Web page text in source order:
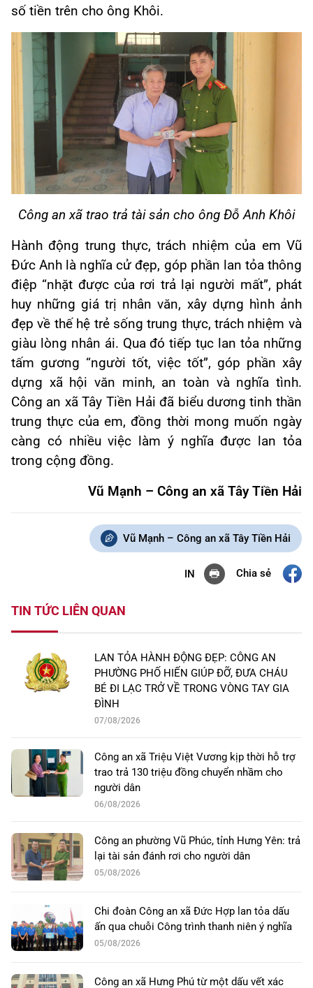
số tiền trên cho ông Khôi.
Công an xã trao trả tài sản cho ông Đỗ Anh Khôi
Hành động trung thực, trách nhiệm của em Vũ
Đức Anh là nghĩa cử đẹp, góp phần lan tỏa thông
điệp “nhặt được của rơi trả lại người mất”, phát
huy những giá trị nhân văn, xây dựng hình ảnh
đẹp về thế hệ trẻ sống trung thực, trách nhiệm và
giàu lòng nhân ái. Qua đó tiếp tục lan tỏa những
tấm gương “người tốt, việc tốt”, góp phần xây
dựng xã hội văn minh, an toàn và nghĩa tình.
Công an xã Tây Tiền Hải đã biểu dương tinh thần
trung thực của em, đồng thời mong muốn ngày
càng có nhiều việc làm ý nghĩa được lan tỏa
trong cộng đồng.
Vũ Mạnh – Công an xã Tây Tiền Hải
Vũ Mạnh – Công an xã Tây Tiền Hải
IN Chia sẻ
TIN TỨC LIÊN QUAN
LAN TỎA HÀNH ĐỘNG ĐẸP: CÔNG AN
PHƯỜNG PHỐ HIẾN GIÚP ĐỠ, ĐƯA CHÁU
BÉ ĐI LẠC TRỞ VỀ TRONG VÒNG TAY GIA
ĐÌNH
07/08/2026
Công an xã Triệu Việt Vương kịp thời hỗ trợ
trao trả 130 triệu đồng chuyển nhầm cho
người dân
06/08/2026
Công an phường Vũ Phúc, tỉnh Hưng Yên: trả
lại tài sản đánh rơi cho người dân
05/08/2026
Chi đoàn Công an xã Đức Hợp lan tỏa dấu
ấn qua chuỗi Công trình thanh niên ý nghĩa
05/08/2026
Công an xã Hưng Phú từ một dấu vết xác